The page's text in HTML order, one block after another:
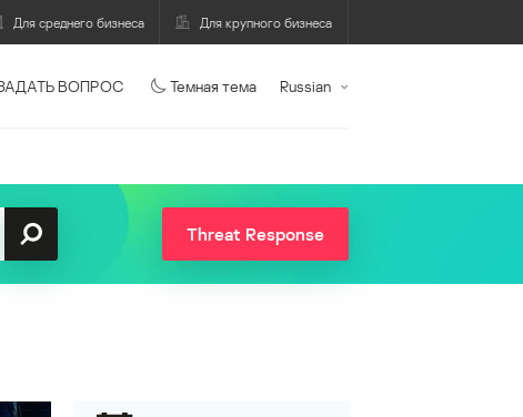
Для среднего бизнеса Для крупного бизнеса
ВОПРОС Темная тема Russian
Threat Response